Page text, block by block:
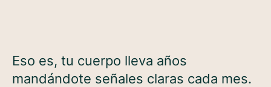
Eso es, tu cuerpo lleva años
mandándote señales claras cada mes.